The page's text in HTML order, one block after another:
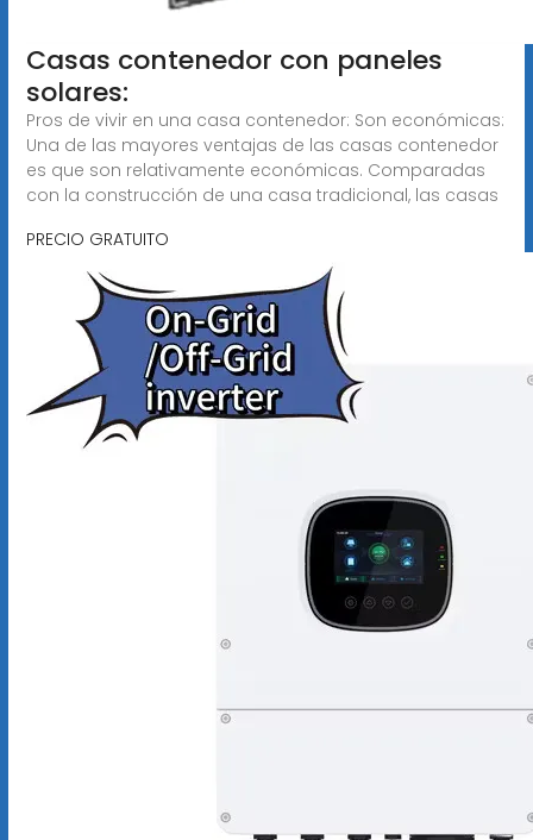
Casas contenedor con paneles
solares:
Pros de vivir en una casa contenedor: Son económicas:
Una de las mayores ventajas de las casas contenedor
es que son relativamente económicas. Comparadas
con la construcción de una casa tradicional, las casas
PRECIO GRATUITO